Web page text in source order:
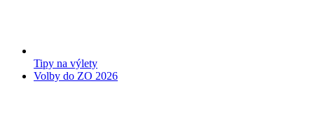
Tipy na výlety
Volby do ZO 2026